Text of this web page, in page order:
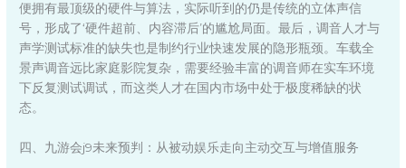
便拥有最顶级的硬件与算法，实际听到的仍是传统的立体声信
号，形成了‘硬件超前、内容滞后’的尴尬局面。最后，调音人才与
声学测试标准的缺失也是制约行业快速发展的隐形瓶颈。车载全
景声调音远比家庭影院复杂，需要经验丰富的调音师在实车环境
下反复测试调试，而这类人才在国内市场中处于极度稀缺的状
态。
四、九游会j9未来预判：从被动娱乐走向主动交互与增值服务